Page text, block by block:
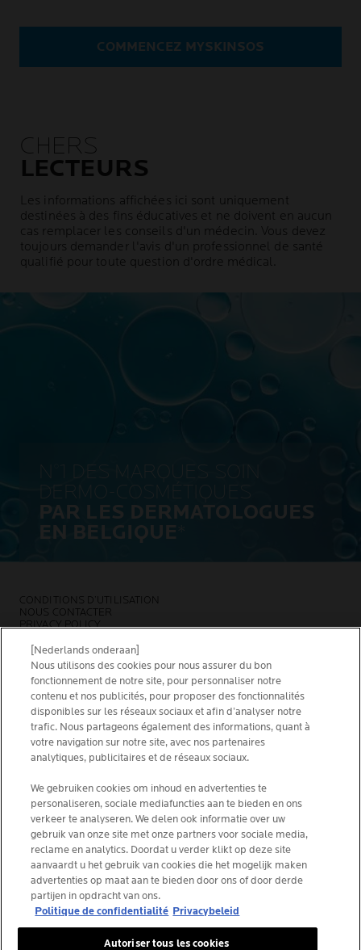
COMMENCEZ MYSKINSOS
CHERS
LECTEURS
Les informations affichées ici sont uniquement
destinées à des fins éducatives et ne doivent en aucun
cas remplacer les conseils d'un médecin. Vous devez
toujours demander l'avis d'un professionnel de santé
qualifié pour toute question d'ordre médical.
N°1 DES MARQUES SOIN
DERMO-COSMÉTIQUES
PAR LES DERMATOLOGUES
EN BELGIQUE
CONDITIONS D’UTILISATION
NOUS CONTACTER
PRIVACY POLICY
COOKIES POLICY
NEWSLETTER
FOUNDATION LA ROCHE-POSAY
CHOISIS TON PAYS
La Roche-Posay Laboratoire Dermatologique CAI
86270 La Roche-Posay France
[email protected]
*IQVIA NPA, dermo-cosmétiques, canal pharmacie
Belgique, volume de produits prescrits par les
dermatologues. YTD 08/2025, Belgique
[Nederlands onderaan]
Nous utilisons des cookies pour nous assurer du bon
fonctionnement de notre site, pour personnaliser notre
contenu et nos publicités, pour proposer des fonctionnalités
disponibles sur les réseaux sociaux et afin d’analyser notre
trafic. Nous partageons également des informations, quant à
votre navigation sur notre site, avec nos partenaires
analytiques, publicitaires et de réseaux sociaux.
We gebruiken cookies om inhoud en advertenties te
personaliseren, sociale mediafuncties aan te bieden en ons
verkeer te analyseren. We delen ook informatie over uw
gebruik van onze site met onze partners voor sociale media,
reclame en analytics. Doordat u verder klikt op deze site
aanvaardt u het gebruik van cookies die het mogelijk maken
advertenties op maat aan te bieden door ons of door derde
partijen in opdracht van ons.
Politique de confidentialité Privacybeleid
Autoriser tous les cookies